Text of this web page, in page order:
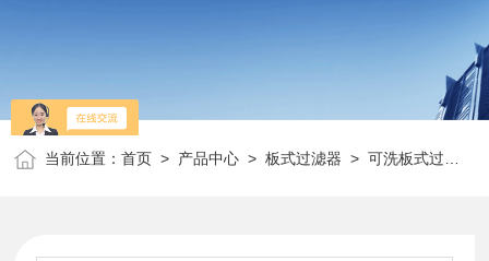
当前位置：首页 > 产品中心 >板式过滤器 >可洗板式过滤器